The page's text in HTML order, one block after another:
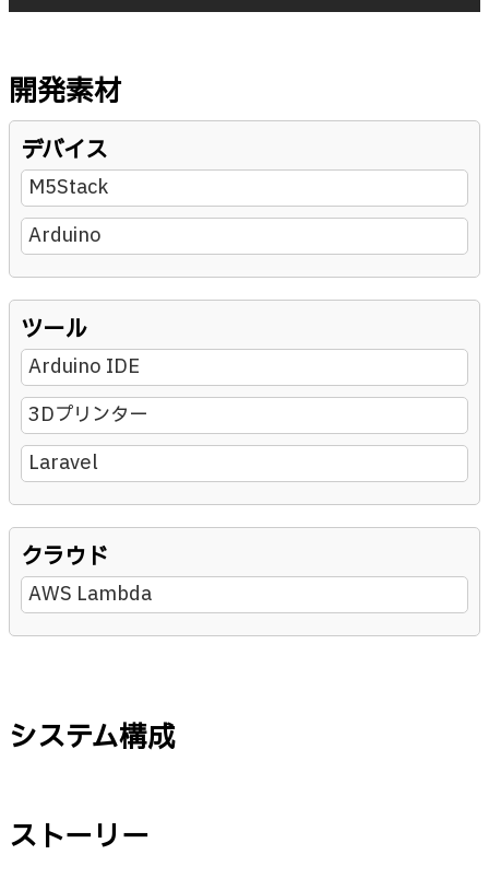
開発素材
デバイス
M5Stack
Arduino
ツール
Arduino IDE
3Dプリンター
Laravel
クラウド
AWS Lambda
システム構成
ストーリー